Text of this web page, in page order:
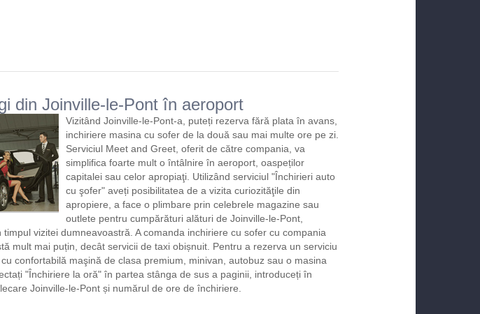
din Joinville-le-Pont în aeroport
Vizitând Joinville-le-Pont-a, puteți rezerva fără plata în avans,
inchiriere masina cu sofer de la două sau mai multe ore pe zi.
Serviciul Meet and Greet, oferit de către compania, va
simplifica foarte mult o întâlnire în aeroport, oaspeților
capitalei sau celor apropiaţi. Utilizând serviciul "Închirieri auto
cu şofer" aveți posibilitatea de a vizita curiozităţile din
apropiere, a face o plimbare prin celebrele magazine sau
outlete pentru cumpărături alături de Joinville-le-Pont,
vizitei dumneavoastră. A comanda inchiriere cu sofer cu compania
mult mai puțin, decât servicii de taxi obișnuit. Pentru a rezerva un serviciu
confortabilă maşină de clasa premium, minivan, autobuz sau o masina
"Închiriere la oră" în partea stânga de sus a paginii, introduceți în
Joinville-le-Pont și numărul de ore de închiriere.